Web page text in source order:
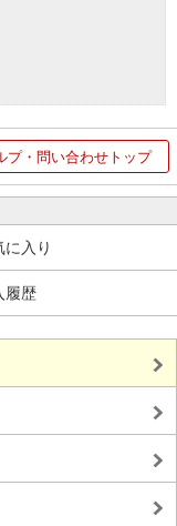
プ・問い合わせトップ
に入り
履歴